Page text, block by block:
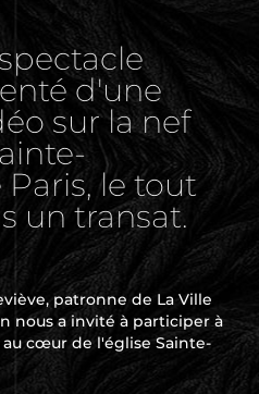
d'une
sur la nef
le tout
un transat.
patronne de La Ville
nous a invité à participer à
cœur de l'église Sainte-